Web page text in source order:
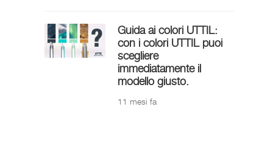
Guida ai colori UTTIL:
con i colori UTTIL puoi
scegliere
immediatamente il
modello giusto.
11 mesi fa